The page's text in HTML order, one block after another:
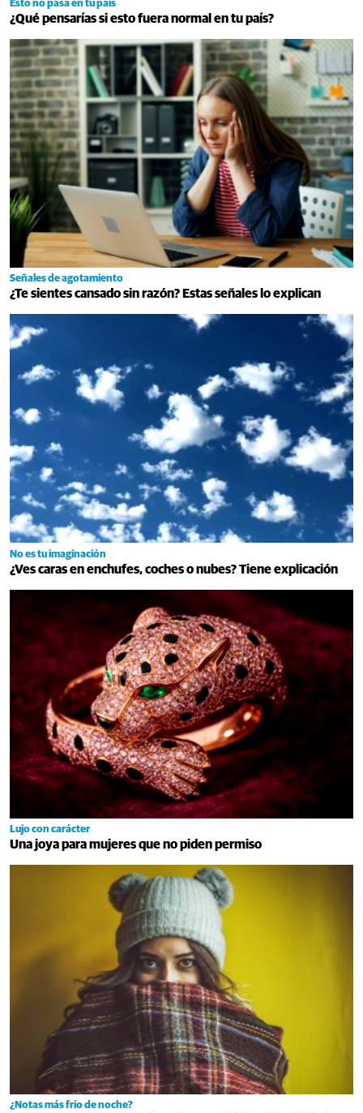
Esto no pasa en tu país
¿Qué pensarías si esto fuera normal en tu país?
Señales de agotamiento
¿Te sientes cansado sin razón? Estas señales lo explican
No es tu imaginación
¿Ves caras en enchufes, coches o nubes? Tiene explicación
Lujo con carácter
Una joya para mujeres que no piden permiso
¿Notas más frío de noche?